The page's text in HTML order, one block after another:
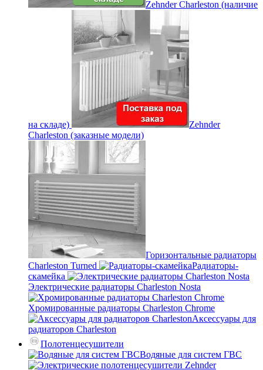
Zehnder Charleston (наличие
на складе)
Zehnder
Charleston (заказные модели)
Горизонтальные радиаторы
Charleston Turned
Радиаторы-
скамейка
Электрические радиаторы Charleston Nosta
Хромированные радиаторы Charleston Chrome
Аксессуары для
радиаторов Charleston
Полотенцесушители
Водяные для систем ГВС